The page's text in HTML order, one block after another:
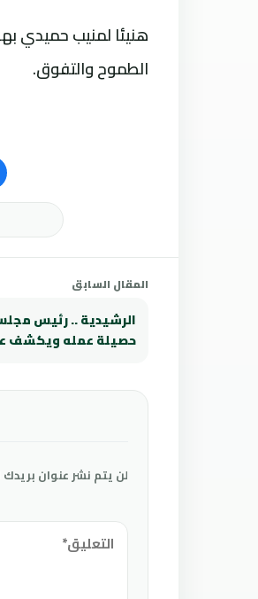
هنيئا لمنيب حميدي
الطموح والتفوق.
المقال السابق
الرشيدية .. رئيس
حصيلة عمله ويكشف
لن يتم نشر عنوان بريدك